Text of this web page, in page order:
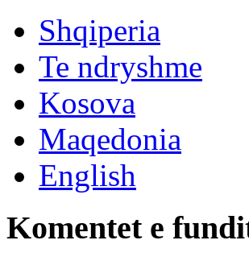
Shqiperia
Te ndryshme
Kosova
Maqedonia
English
Komentet e